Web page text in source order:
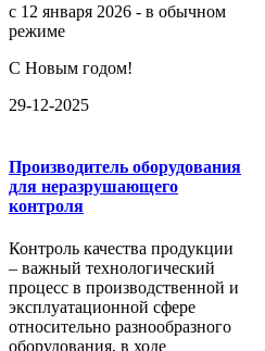
с 12 января 2026 - в обычном
режиме
С Новым годом!
29-12-2025
Производитель оборудования
для неразрушающего
контроля
Контроль качества продукции
– важный технологический
процесс в производственной и
эксплуатационной сфере
относительно разнообразного
оборудования, в ходе